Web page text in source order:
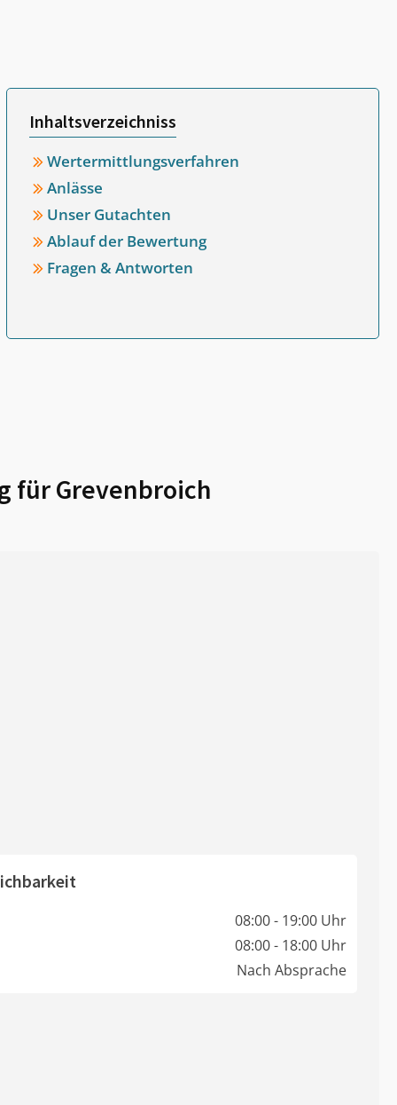
Inhaltsverzeichniss
Wertermittlungsverfahren
Anlässe
Unser Gutachten
Ablauf der Bewertung
Fragen & Antworten
fürGrevenbroich
08:00 - 19:00 Uhr
08:00 - 18:00 Uhr
Nach Absprache